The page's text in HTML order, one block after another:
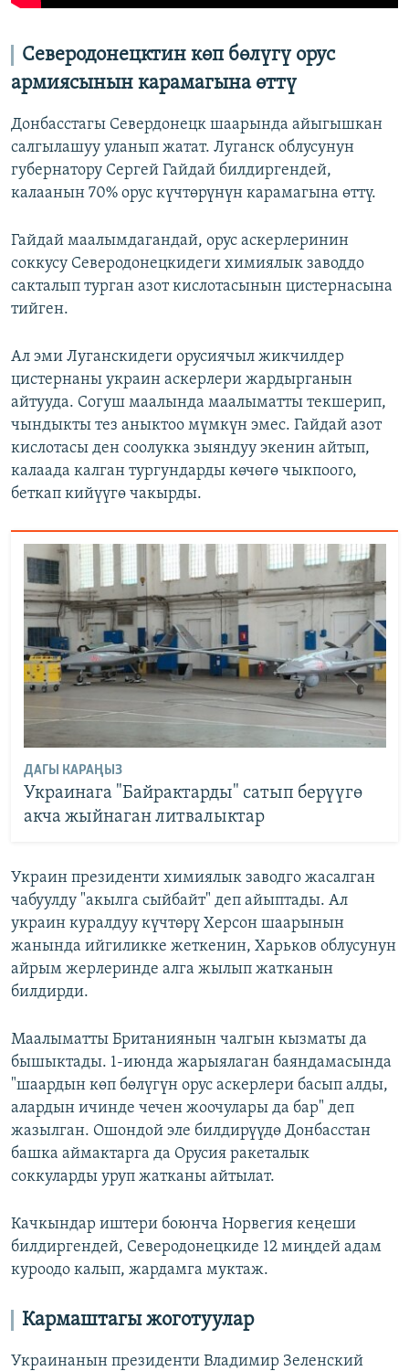
Северодонецктин көп бөлүгү орус
армиясынын карамагына өттү
Донбасстагы Севердонецк шаарында айыгышкан
салгылашуу уланып жатат. Луганск облусунун
губернатору Сергей Гайдай билдиргендей,
калаанын 70% орус күчтөрүнүн карамагына өттү.
Гайдай маалымдагандай, орус аскерлеринин
соккусу Северодонецкидеги химиялык заводдо
сакталып турган азот кислотасынын цистернасына
тийген.
Ал эми Луганскидеги орусиячыл жикчилдер
цистернаны украин аскерлери жардырганын
айтууда. Согуш маалында маалыматты текшерип,
чындыкты тез аныктоо мүмкүн эмес. Гайдай азот
кислотасы ден соолукка зыяндуу экенин айтып,
калаада калган тургундарды көчөгө чыкпоого,
беткап кийүүгө чакырды.
ДАГЫ КАРАҢЫЗ
Украинага "Байрактарды" сатып берүүгө
акча жыйнаган литвалыктар
Украин президенти химиялык заводго жасалган
чабуулду "акылга сыйбайт" деп айыптады. Ал
украин куралдуу күчтөрү Херсон шаарынын
жанында ийгиликке жеткенин, Харьков облусунун
айрым жерлеринде алга жылып жатканын
билдирди.
Маалыматты Британиянын чалгын кызматы да
бышыктады. 1-июнда жарыялаган баяндамасында
"шаардын көп бөлүгүн орус аскерлери басып алды,
алардын ичинде чечен жоочулары да бар" деп
жазылган. Ошондой эле билдирүүдө Донбасстан
башка аймактарга да Орусия ракеталык
соккуларды уруп жатканы айтылат.
Качкындар иштери боюнча Норвегия кеңеши
билдиргендей, Северодонецкиде 12 миңдей адам
куроодо калып, жардамга муктаж.
Кармаштагы жоготуулар
Украинанын президенти Владимир Зеленский